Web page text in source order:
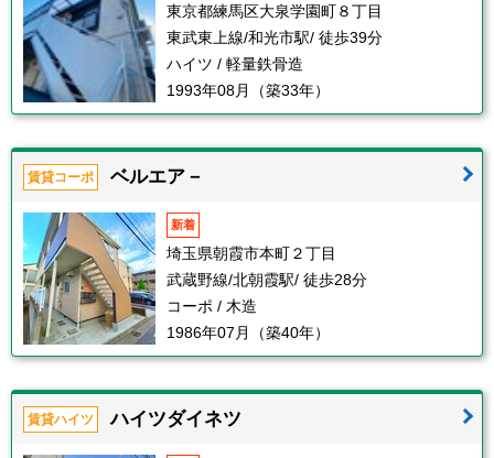
東京都練馬区大泉学園町８丁目
東武東上線/和光市駅/ 徒歩39分
ハイツ / 軽量鉄骨造
1993年08月（築33年）
賃貸コーポ ベルエア－
新着
埼玉県朝霞市本町２丁目
武蔵野線/北朝霞駅/ 徒歩28分
コーポ / 木造
1986年07月（築40年）
賃貸ハイツ ハイツダイネツ